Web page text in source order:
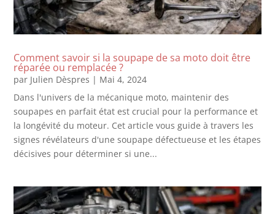
Comment savoir si la soupape de sa moto doit être
réparée ou remplacée ?
par Julien Dèspres | Mai 4, 2024
Dans l'univers de la mécanique moto, maintenir des
soupapes en parfait état est crucial pour la performance et
la longévité du moteur. Cet article vous guide à travers les
signes révélateurs d'une soupape défectueuse et les étapes
décisives pour déterminer si une...